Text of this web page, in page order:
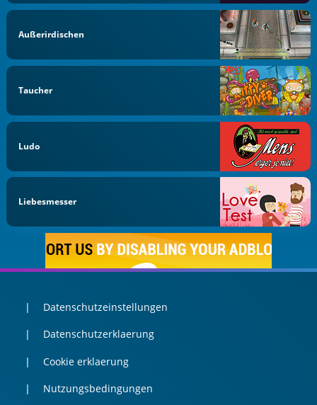
Außerirdischen
Taucher
Ludo
Liebesmesser
Datenschutzeinstellungen
Datenschutzerklaerung
Cookie erklaerung
Nutzungsbedingungen